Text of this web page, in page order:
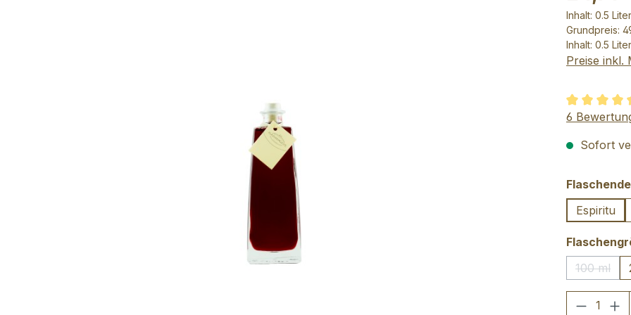
Inhalt: 0.5 Liter
Grundpreis:
Inhalt: 0.5 Liter
Preise inkl.
6
Sofort
Espiritu
100 ml
(Diese